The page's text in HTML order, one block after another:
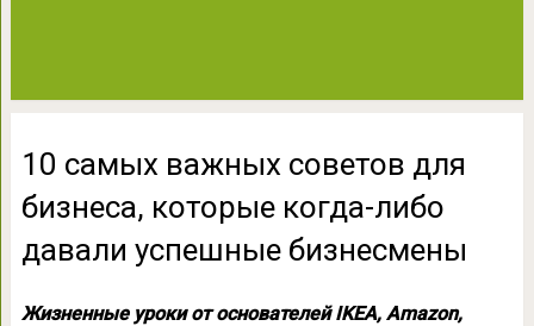
10 самых важных советов для
бизнеса, которые когда-либо
давали успешные бизнесмены
Жизненные уроки от основателей IKEA, Amazon,